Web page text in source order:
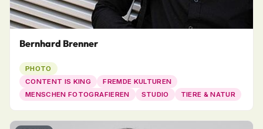
Bernhard Brenner
PHOTO
CONTENT IS KING
FREMDE KULTUREN
MENSCHEN FOTOGRAFIEREN
STUDIO TIERE & NATUR